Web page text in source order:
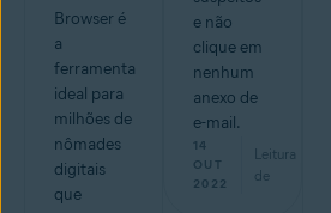
Browser é
a
ferramenta
ideal para
milhões de
nômades
digitais
que
e não
clique em
nenhum
anexo de
e-mail.
14
OUT
2022
Leitura
de